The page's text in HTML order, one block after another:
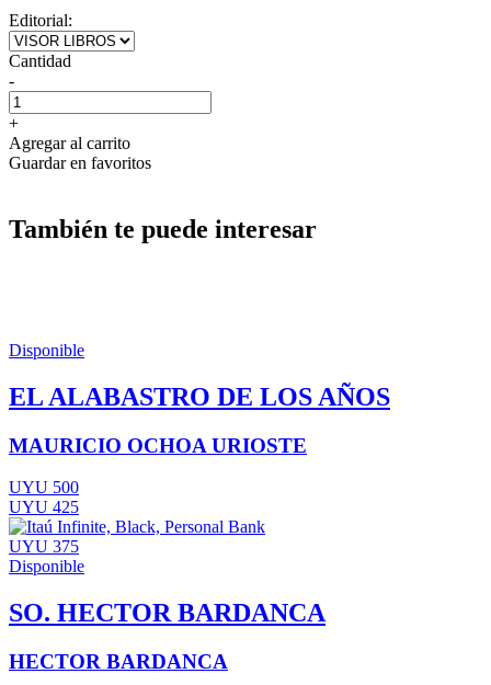
Editorial:
Cantidad
-
+
Agregar al carrito
Guardar en favoritos
También te puede interesar
Disponible
EL ALABASTRO DE LOS AÑOS
MAURICIO OCHOA URIOSTE
UYU 500
UYU 425
UYU 375
Disponible
SO. HECTOR BARDANCA
HECTOR BARDANCA